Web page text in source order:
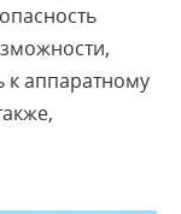
к аппаратному